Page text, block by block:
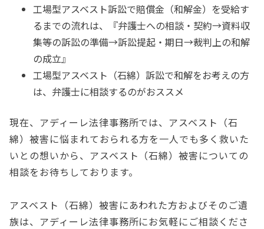
工場型アスベスト訴訟で賠償金（和解金）を受給す
るまでの流れは、『弁護士への相談・契約→資料収
集等の訴訟の準備→訴訟提起・期日→裁判上の和解
の成立』
工場型アスベスト（石綿）訴訟で和解をお考えの方
は、弁護士に相談するのがおススメ
現在、アディーレ法律事務所では、アスベスト（石
綿）被害に悩まれておられる方を一人でも多く救いた
いとの想いから、アスベスト（石綿）被害についての
相談をお待ちしております。
アスベスト（石綿）被害にあわれた方およびそのご遺
族は、アディーレ法律事務所にお気軽にご相談くださ